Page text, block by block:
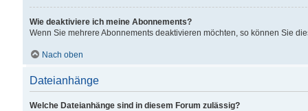
Wie deaktiviere ich meine Abonnements?
Wenn Sie mehrere Abonnements deaktivieren möchten, so können Sie
Nach oben
Dateianhänge
Welche Dateianhänge sind in diesem Forum zulässig?